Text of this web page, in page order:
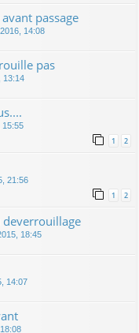
passage
14:08
pas
13:14
15:55
1 2
21:56
1 2
18:45
14:07